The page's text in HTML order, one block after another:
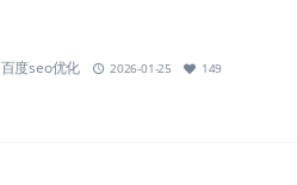
百度seo优化 2026-01-25 149